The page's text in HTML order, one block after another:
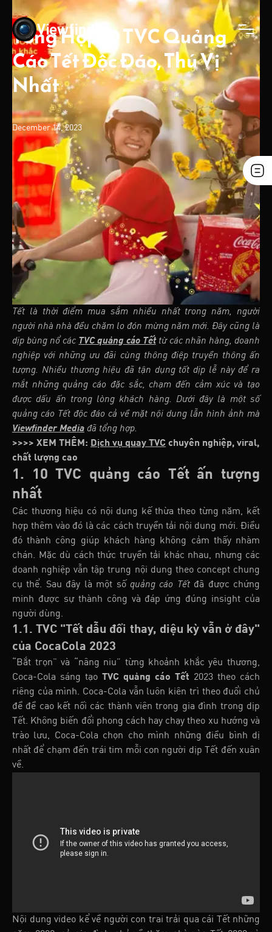
Tổng Hợp 10 TVC Quảng
Cáo Tết Độc Đáo, Thú Vị
Nhất
December 14, 2023
Tết là thời điểm mua sắm nhiều nhất trong năm, người
người nhà nhà đều chăm lo đón mừng năm mới. Đây cũng là
dịp bùng nổ các TVC quảng cáo Tếttừ các nhãn hàng, doanh
nghiệp với những ưu đãi cùng thông điệp truyền thông ấn
tượng. Nhiều thương hiệu đã tận dụng tốt dịp lễ này để ra
mắt những quảng cáo đặc sắc, chạm đến cảm xúc và tạo
được dấu ấn trong lòng khách hàng. Dưới đây là một số
quảng cáo Tết độc đáo cả về mặt nội dung lẫn hình ảnh mà
Viewfinder Media đã tổng hợp.
>>>> XEM THÊM: Dịch vụ quay TVC chuyên nghiệp, viral,
chất lượng cao
1. 10 TVC quảng cáo Tết ấn tượng
nhất
Các thương hiệu có nội dung kế thừa theo từng năm, kết
hợp thêm vào đó là các cách truyền tải nội dung mới. Điều
đó thành công giúp khách hàng không cảm thấy nhàm
chán. Mặc dù cách thức truyền tải khác nhau, nhưng các
doanh nghiệp vẫn tập trung nội dung theo concept chung
cụ thể. Sau đây là một số quảng cáo Tếtđã được chứng
minh được sự thành công và đáp ứng đúng insight của
người dùng.
1.1. TVC "Tết dẫu đổi thay, diệu kỳ vẫn ở đây"
của CocaCola 2023
“Bắt trọn” và “nâng niu” từng khoảnh khắc yêu thương,
Coca-Cola sáng tạo TVC quảng cáo Tết 2023 theo cách
riêng của mình. Coca-Cola vẫn luôn kiên trì theo đuổi chủ
đề đề cao kết nối các thành viên trong gia đình trong dịp
Tết. Không biến đổi phong cách hay chạy theo xu hướng và
trào lưu, Coca-Cola chọn cho mình những điều bình dị
nhất để chạm đến trái tim mỗi con người dịp Tết đến xuân
về.
Nội dung video kể về người con trai trải qua cái Tết những